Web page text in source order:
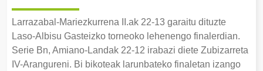
Larrazabal-Mariezkurrena II.ak 22-13 garaitu dituzte
Laso-Albisu Gasteizko torneoko lehenengo finalerdian.
Serie Bn, Amiano-Landak 22-12 irabazi diete Zubizarreta
IV-Arangureni. Bi bikoteak larunbateko finaletan izango